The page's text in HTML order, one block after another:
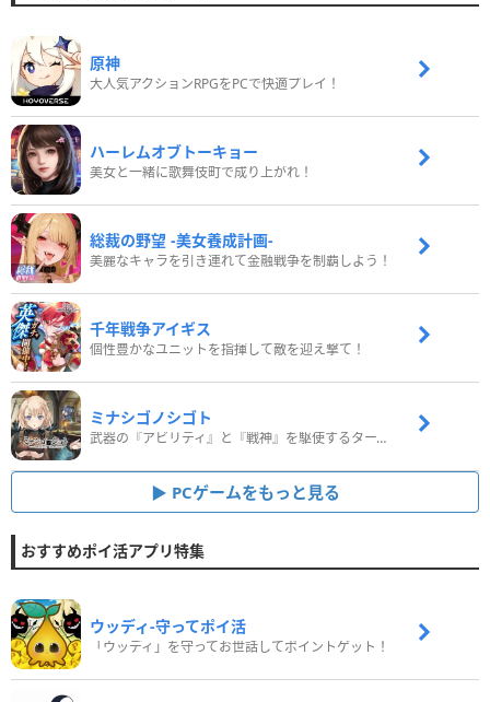
原神
大人気アクションRPGをPCで快適プレイ！
ハーレムオブトーキョー
美女と一緒に歌舞伎町で成り上がれ！
総裁の野望 -美女養成計画-
美麗なキャラを引き連れて金融戦争を制覇しよう！
千年戦争アイギス
個性豊かなユニットを指揮して敵を迎え撃て！
ミナシゴノシゴト
武器の『アビリティ』と『戦神』を駆使するターン制コマンドバトルRPG！
PCゲームをもっと見る
おすすめポイ活アプリ特集
ウッディ‐守ってポイ活
「ウッディ」を守ってお世話してポイントゲット！